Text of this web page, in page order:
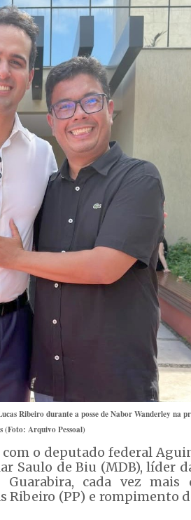
Ribeiro durante a posse de Nabor Wanderley na
(Foto: Arquivo Pessoal)
o deputado federal
Saulo de Biu (MDB), líder
cada vez mais
Ribeiro (PP) e rompimento